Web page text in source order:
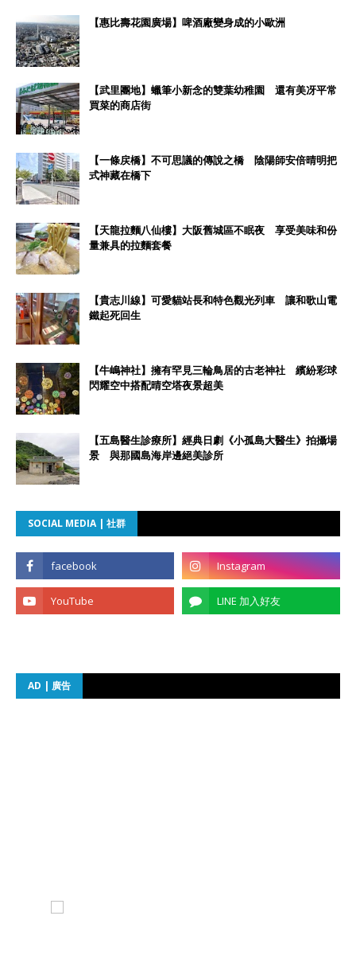
【惠比壽花園廣場】啤酒廠變身成的小歐洲
【武里團地】蠟筆小新念的雙葉幼稚園 還有美冴平常
買菜的商店街
【一條戻橋】不可思議的傳說之橋 陰陽師安倍晴明把
式神藏在橋下
【天龍拉麵八仙樓】大阪舊城區不眠夜 享受美味和份
量兼具的拉麵套餐
【貴志川線】可愛貓站長和特色觀光列車 讓和歌山電
鐵起死回生
【牛嶋神社】擁有罕見三輪鳥居的古老神社 繽紛彩球
閃耀空中搭配晴空塔夜景超美
【五島醫生診療所】經典日劇《小孤島大醫生》拍攝場
景 與那國島海岸邊絕美診所
SOCIAL MEDIA | 社群
AD | 廣告